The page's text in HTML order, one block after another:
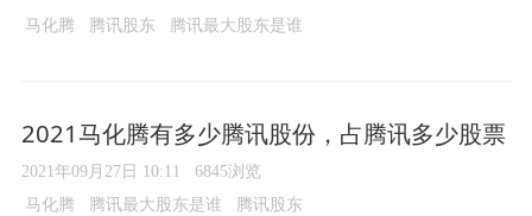
马化腾 腾讯股东 腾讯最大股东是谁
2021马化腾有多少腾讯股份，占腾讯多少股票
2021年09月27日 10:11 6845浏览
马化腾 腾讯最大股东是谁 腾讯股东